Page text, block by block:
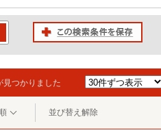
見つかりました
並び替え解除